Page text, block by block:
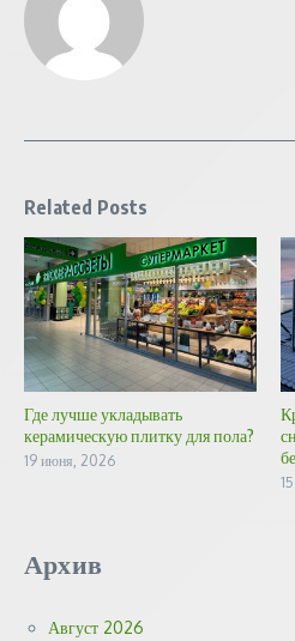
Related Posts
Где лучше укладывать
керамическую плитку для пола?
19 июня, 2026
Архив
Август 2026